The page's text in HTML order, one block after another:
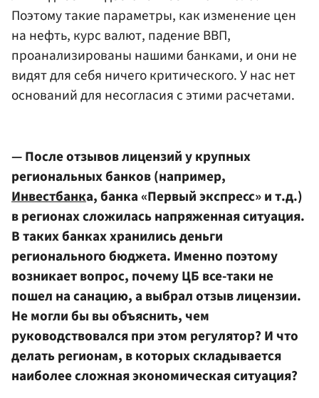
Поэтому такие параметры, как изменение цен
на нефть, курс валют, падение ВВП,
проанализированы нашими банками, и они не
видят для себя ничего критического. У нас нет
оснований для несогласия с этими расчетами.
— После отзывов лицензий у крупных
региональных банков (например,
Инвестбанка, банка «Первый экспресс» и т.д.)
в регионах сложилась напряженная ситуация.
В таких банках хранились деньги
регионального бюджета. Именно поэтому
возникает вопрос, почему ЦБ все-таки не
пошел на санацию, а выбрал отзыв лицензии.
Не могли бы вы объяснить, чем
руководствовался при этом регулятор? И что
делать регионам, в которых складывается
наиболее сложная экономическая ситуация?